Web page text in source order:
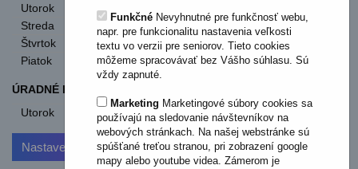
Utorok
Streda
8:00 - 12:00
13:00 - 17:00
Štvrtok
nestránkový deň
Piatok
8:00 - 12:00
ÚRADNÉ HODINY STAVEBNÝ ÚRAD
Utorok
od 11:00
Nastavenia cookies
FunkčnéNevyhnutné pre funkčnosť webu,
napr. pre funkcionalitu nastavenia veľkosti
textu vo verzii pre seniorov. Tieto cookies
môžeme spracovávať bez Vášho súhlasu. Sú
vždy zapnuté.
Marketing Marketingové súbory cookies sa
používajú na sledovanie návštevníkov na
webových stránkach. Na našej webstránke sú
spúšťané treťou stranou, pri zobrazení google
mapy alebo youtube videa. Zámerom je